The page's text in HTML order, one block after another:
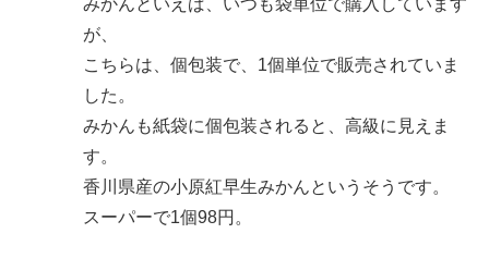
みかんといえば、いつも袋単位で購入しています
が、
こちらは、個包装で、1個単位で販売されていま
した。
みかんも紙袋に個包装されると、高級に見えま
す。
香川県産の小原紅早生みかんというそうです。
スーパーで1個98円。